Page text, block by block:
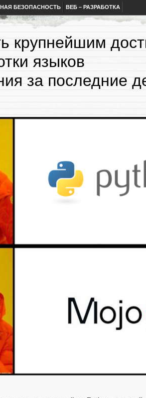
БЕЗОПАСНОСТЬ ВЕБ – РАЗРАБОТКА
крупнейшим
языков
за последние